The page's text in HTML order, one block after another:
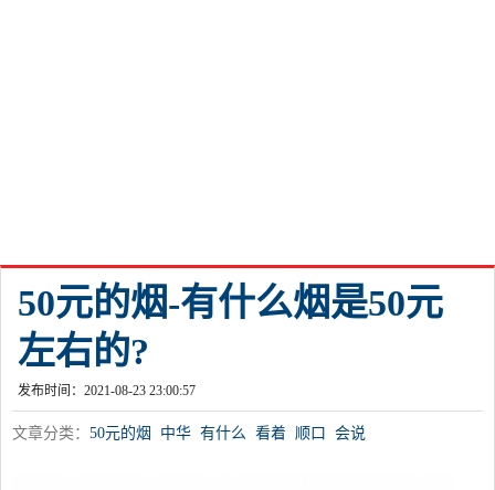
50元的烟-有什么烟是50元
左右的?
发布时间：2021-08-23 23:00:57
文章分类： 50元的烟 中华 有什么 看着 顺口 会说